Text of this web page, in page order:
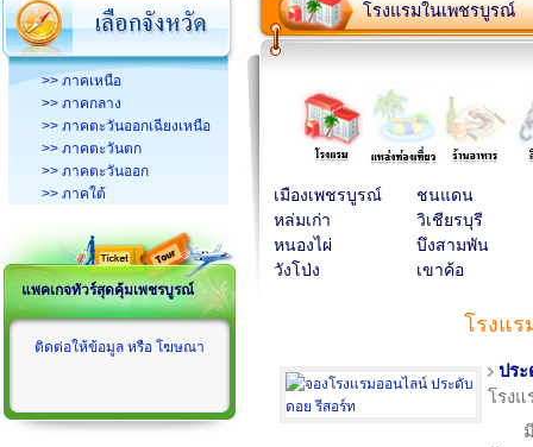
>> ภาคเหนือ
>> ภาคกลาง
>> ภาคตะวันออกเฉียงเหนือ
>> ภาคตะวันตก
>> ภาคตะวันออก
>> ภาคใต้
แพคเกจทัวร์สุดคุ้มเพชรบูรณ์
ติดต่อให้ข้อมูล หรือ โฆษณา
โรงแรมในเพชรบูรณ์
เมืองเพชรบูรณ์
ชนแดน
หล่มเก่า
วิเชียรบุรี
หนองไผ่
บึงสามพัน
วังโป่ง
เขาค้อ
โรงแ
ปร
โรง